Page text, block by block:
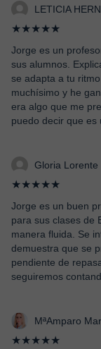
LETICIA
★★★★★
Jorge es un
sus alumnos.
se adapta a tu
muchísimo y he
era algo que me
puedo decir que es
Gloria Lorente
★★★★★
Jorge es un buen
para sus clases de
manera fluida. Se
demuestra que se
pendiente de
seguiremos
MªAmparo
★★★★★